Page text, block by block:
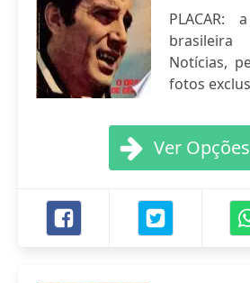
PLACAR:
Notícias,
fotos
Ver Opções